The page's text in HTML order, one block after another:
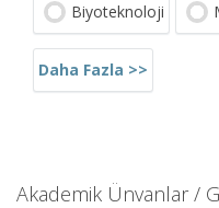
Biyoteknoloji
Daha Fazla >>
Akademik Ünvanlar /